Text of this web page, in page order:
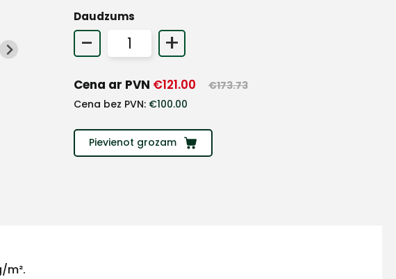
Daudzums
- +
Cena ar PVN €121.00 €173.73
Cena bez PVN: €100.00
Pievienot grozam
m².